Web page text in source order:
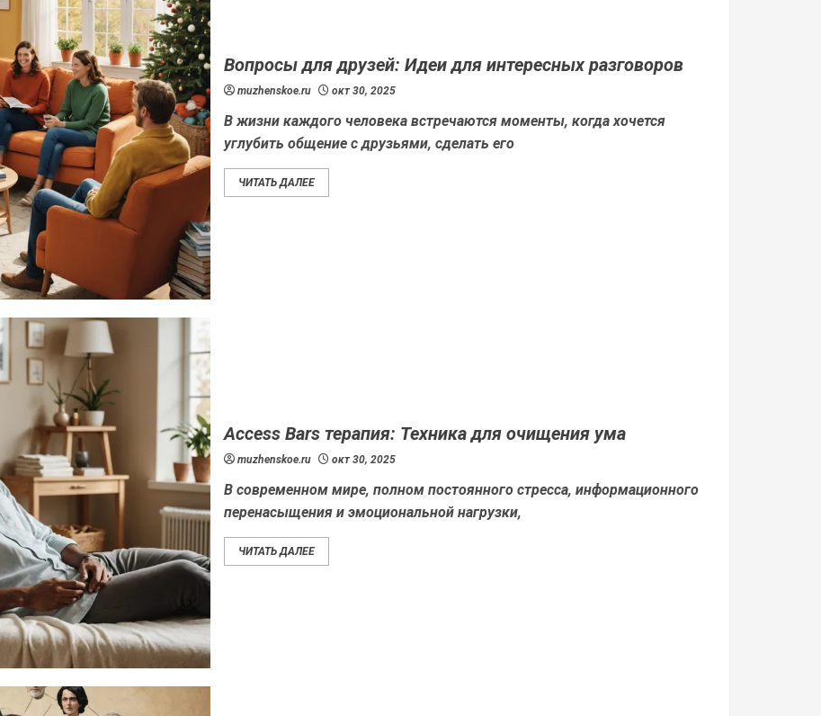
Вопросы для друзей: Идеи для интересных разговоров
muzhenskoe.ru окт 30, 2025
В жизни каждого человека встречаются моменты, когда хочется
углубить общение с друзьями, сделать его
ЧИТАТЬ ДАЛЕЕ
Access Bars терапия: Техника для очищения ума
muzhenskoe.ru окт 30, 2025
В современном мире, полном постоянного стресса, информационного
перенасыщения и эмоциональной нагрузки,
ЧИТАТЬ ДАЛЕЕ